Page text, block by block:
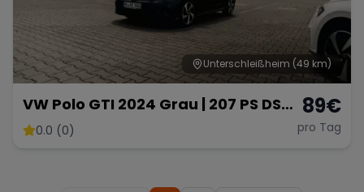
Unterschleißheim (49 km)
VW Polo GTI 2024 Grau | 207 PS DSG
Automatik | Ab 89 € pro Tag
0.0 (0)
89€
pro Tag